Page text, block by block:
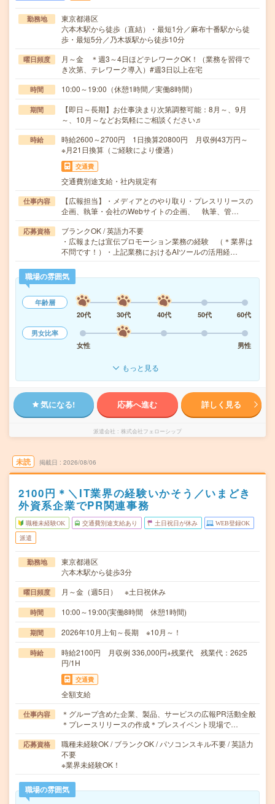
勤務地
東京都港区
六本木駅から徒歩（直結）・最短1分／麻布十番駅から徒
歩・最短5分／乃木坂駅から徒歩10分
曜日頻度
月～金 ＊週3～4日ほどテレワークOK！（業務を習得で
き次第、テレワーク導入）#週3日以上在宅
時間 10:00～19:00（休憩1時間／実働8時間）
期間
【即日～長期】お仕事決まり次第調整可能：8月～、9月
～、10月～などお気軽にご相談ください♬
時給
時給2600～2700円 1日換算20800円 月収例43万円～
※月21日換算（ご経験により優遇）
交通費
交通費別途支給・社内規定有
仕事内容
【広報担当】・メディアとのやり取り・プレスリリースの
企画、執筆・会社のWebサイトの企画、 執筆、管…
応募資格
ブランクOK / 英語力不要
・広報または宣伝プロモーション業務の経験 （＊業界は
不問です！）・上記業務におけるAIツールの活用経…
職場の雰囲気
年齢層
20代
30代 40代 50代
60代
男女比率
女性
男性
もっと見る
気になる! 応募へ進む 詳しく見る
派遣会社 株式会社フェローシップ
未読 掲載日 2026/08/06
2100円＊＼IT業界の経験いかそう／いまどき
外資系企業でPR関連事務
職種未経験OK 交通費別途支給あり 土日祝日が休み WEB登録OK
派遣
勤務地
東京都港区
六本木駅から徒歩3分
曜日頻度 月～金（週5日） ※土日祝休み
時間 10:00～19:00(実働8時間 休憩1時間)
期間 2026年10月上旬～長期 ※10月～！
時給
時給2100円 月収例 336,000円+残業代 残業代：2625
円/1H
交通費
全額支給
仕事内容
＊グループ含めた企業、製品、サービスの広報PR活動全般
＊プレースリリースの作成＊プレスイベント現場で…
応募資格
職種未経験OK / ブランクOK / パソコンスキル不要 / 英語力
不要
※業界未経験OK！
職場の雰囲気